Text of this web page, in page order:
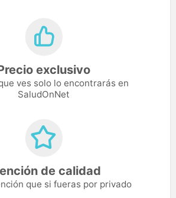
exclusivo
ves solo lo encontrarás en
SaludOnNet
de calidad
que si fueras por privado